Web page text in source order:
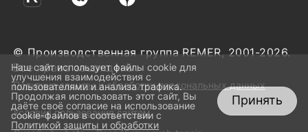
© Производственная группа REMER, 2001-2026.
Все права защищены.
Политика защиты и обработки персональных данных
Условия пользования сайтом
Наш сайт использует файлы cookie для
улучшения взаимодействия с
пользователями и анализа трафика.
Продолжая использовать этот сайт, Вы
даёте своё согласие на использование
cookie-файлов в соответствии с
Политикой защиты и обработки
Принять